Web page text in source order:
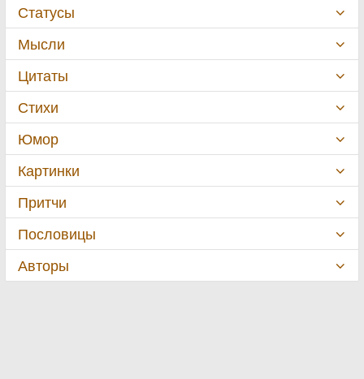
Статусы
Мысли
Цитаты
Стихи
Юмор
Картинки
Притчи
Пословицы
Авторы